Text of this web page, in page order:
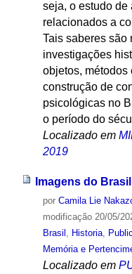
seja, o estudo de
relacionados a
Tais saberes são
investigações
objetos, métodos
construção de
psicológicas no
o período do
Localizado em
2019
Imagens do
por Camila Lie
modificação20/05/
Brasil
Historia,
Memória e
Localizado em